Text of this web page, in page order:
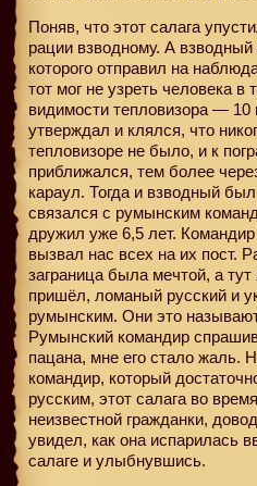
Поняв, что этот салага
рации взводному. А
которого отправил на
тот мог не узреть человека в
видимости тепловизора —
утверждал и клялся, что
тепловизоре не было, и к
приближался, тем более
караул. Тогда и взводный
связался с румынским
дружил уже 6,5 лет.
вызвал нас всех на их пост.
заграница была мечтой, а
пришёл, ломаный русский и
румынским. Они это
Румынский командир
пацана, мне его стало жаль.
командир, который
русским, этот салага во
неизвестной гражданки,
увидел, как она испарилась
салаге и улыбнувшись.